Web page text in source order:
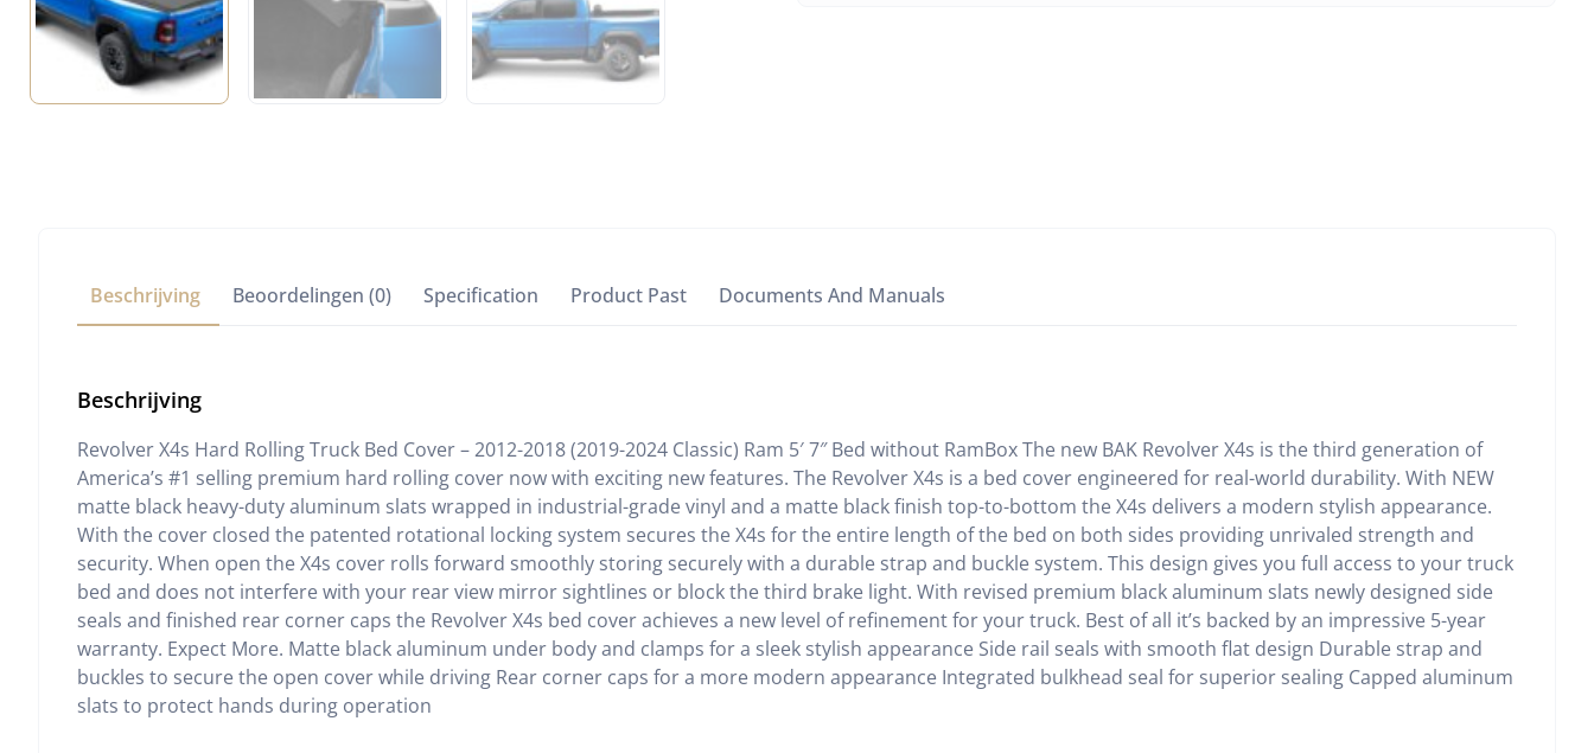
Beschrijving Beoordelingen (0) Specification Product Past Documents And Manuals
Beschrijving
Revolver X4s Hard Rolling Truck Bed Cover – 2012-2018 (2019-2024 Classic) Ram 5′ 7″ Bed without RamBox The new BAK Revolver X4s is the third generation of
America’s #1 selling premium hard rolling cover now with exciting new features. The Revolver X4s is a bed cover engineered for real-world durability. With NEW
matte black heavy-duty aluminum slats wrapped in industrial-grade vinyl and a matte black finish top-to-bottom the X4s delivers a modern stylish appearance.
With the cover closed the patented rotational locking system secures the X4s for the entire length of the bed on both sides providing unrivaled strength and
security. When open the X4s cover rolls forward smoothly storing securely with a durable strap and buckle system. This design gives you full access to your truck
bed and does not interfere with your rear view mirror sightlines or block the third brake light. With revised premium black aluminum slats newly designed side
seals and finished rear corner caps the Revolver X4s bed cover achieves a new level of refinement for your truck. Best of all it’s backed by an impressive 5-year
warranty. Expect More. Matte black aluminum under body and clamps for a sleek stylish appearance Side rail seals with smooth flat design Durable strap and
buckles to secure the open cover while driving Rear corner caps for a more modern appearance Integrated bulkhead seal for superior sealing Capped aluminum
slats to protect hands during operation